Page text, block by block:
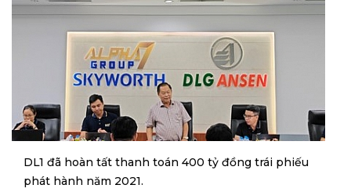
DL1 đã hoàn tất thanh toán 400 tỷ đồng trái phiếu
phát hành năm 2021.